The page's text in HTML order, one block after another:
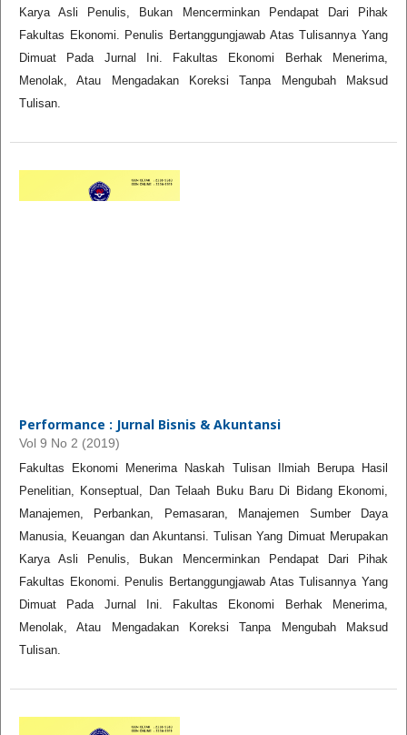
Karya Asli Penulis, Bukan Mencerminkan Pendapat Dari Pihak
Fakultas Ekonomi. Penulis Bertanggungjawab Atas Tulisannya Yang
Dimuat Pada Jurnal Ini. Fakultas Ekonomi Berhak Menerima,
Menolak, Atau Mengadakan Koreksi Tanpa Mengubah Maksud
Tulisan.
Performance : Jurnal Bisnis & Akuntansi
Vol 9 No 2 (2019)
Fakultas Ekonomi Menerima Naskah Tulisan Ilmiah Berupa Hasil
Penelitian, Konseptual, Dan Telaah Buku Baru Di Bidang Ekonomi,
Manajemen, Perbankan, Pemasaran, Manajemen Sumber Daya
Manusia, Keuangan dan Akuntansi. Tulisan Yang Dimuat Merupakan
Karya Asli Penulis, Bukan Mencerminkan Pendapat Dari Pihak
Fakultas Ekonomi. Penulis Bertanggungjawab Atas Tulisannya Yang
Dimuat Pada Jurnal Ini. Fakultas Ekonomi Berhak Menerima,
Menolak, Atau Mengadakan Koreksi Tanpa Mengubah Maksud
Tulisan.